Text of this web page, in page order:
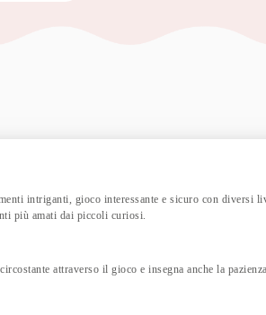
intriganti, gioco interessante e sicuro con
più amati dai piccoli curiosi.
attraverso il gioco e insegna anche la